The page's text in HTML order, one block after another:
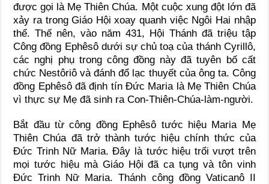
được gọi là Mẹ Thiên Chúa. Một cuộc xung đột lớn đã
xảy ra trong Giáo Hội xoay quanh việc Ngôi Hai nhập
thể. Thế nên, vào năm 431, Hội Thánh đã triệu tập
Công đồng Ephêsô dưới sự chủ toạ của thánh Cyrillô,
các nghị phụ trong công đồng này đã tuyên bố cất
chức Nestôriô và đánh đổ lạc thuyết của ông ta. Công
đồng Ephêsô đã định tín Đức Maria là Mẹ Thiên Chúa
vì thực sự Mẹ đã sinh ra Con-Thiên-Chúa-làm-người.
Bắt đầu từ công đồng Ephêsô tước hiệu Maria Mẹ
Thiên Chúa đã trở thành tước hiệu chính thức của
Đức Trinh Nữ Maria. Đây là tước hiệu trổi vượt trên
mọi tước hiệu mà Giáo Hội đã ca tụng và tôn vinh
Đức Trinh Nữ Maria. Thánh công đồng Vaticanô II